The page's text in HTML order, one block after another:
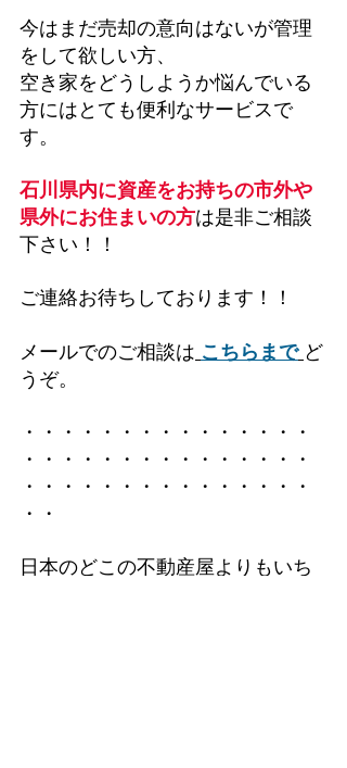
今はまだ売却の意向はないが管理
をして欲しい方、
空き家をどうしようか悩んでいる
方にはとても便利なサービスで
す。
石川県内に資産をお持ちの市外や
県外にお住まいの方は是非ご相談
下さい！！
ご連絡お待ちしております！！
メールでのご相談は こちらまで ど
うぞ。
・・・・・・・・・・・・・・・
・・・・・・・・・・・・・・・
・・・・・・・・・・・・・・・
・・
日本のどこの不動産屋よりもいち